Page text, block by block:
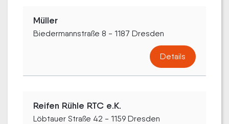
Müller
Biedermannstraße 8 - 1187 Dresden
Details
Reifen Rühle RTC e.K.
Löbtauer Straße 42 - 1159 Dresden